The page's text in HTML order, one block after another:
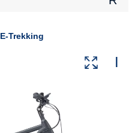
E-Trekking